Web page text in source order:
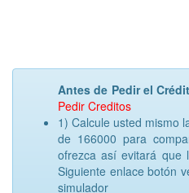
Antes de Pedir el
Pedir Creditos
1) Calcule usted mismo
de 166000 para
ofrezca así evitará que
Siguiente enlace botón
simulador